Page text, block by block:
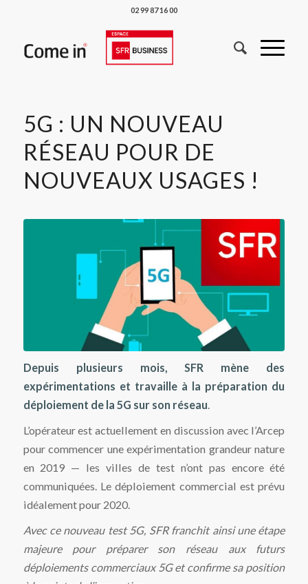
02 99 87 16 00
5G : UN NOUVEAU
RÉSEAU POUR DE
NOUVEAUX USAGES !
Depuis plusieurs mois, SFR mène des
expérimentations et travaille à la préparation du
déploiement de la 5G sur son réseau
L’opérateur est actuellement en discussion avec l’Arcep
pour commencer une expérimentation grandeur nature
en 2019 — les villes de test n’ont pas encore été
communiquées. Le déploiement commercial est prévu
idéalement pour 2020.
Avec ce nouveau test 5G, SFR franchit ainsi une étape
majeure pour préparer son réseau aux futurs
déploiements commerciaux 5G et confirme sa position